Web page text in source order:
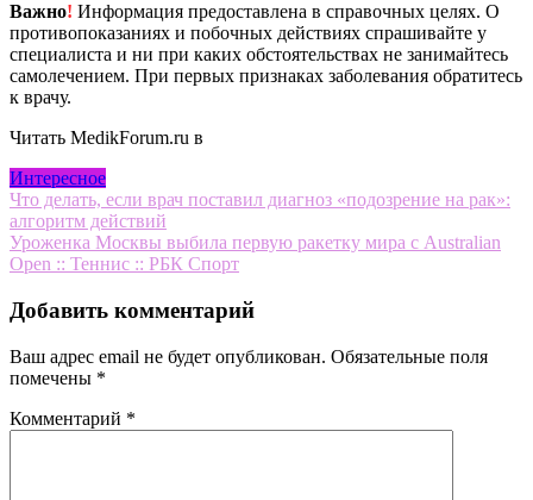
Важно! Информация предоставлена в справочных целях. О
противопоказаниях и побочных действиях спрашивайте у
специалиста и ни при каких обстоятельствах не занимайтесь
самолечением. При первых признаках заболевания обратитесь
к врачу.
Читать MedikForum.ru в
Интересное
Навигация
по
записям
Что делать, если врач поставил диагноз «подозрение на рак»:
алгоритм действий
Уроженка Москвы выбила первую ракетку мира с Australian
Open :: Теннис :: РБК Спорт
Добавить комментарий
Ваш адрес email не будет опубликован. Обязательные поля
помечены *
Комментарий *